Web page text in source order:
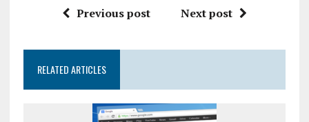
Previous post Next post
RELATED ARTICLES